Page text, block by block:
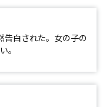
告白された。女の子の
。